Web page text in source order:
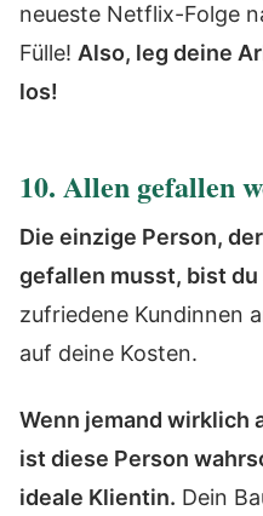
neueste Netflix-Folge
Fülle! Also, leg deine
los!
10. Allen gefallen
Die einzige Person,
gefallen musst, bist
zufriedene Kundinnen
auf deine Kosten.
Wenn jemand wirklich
ist diese Person
ideale Klientin. Dein